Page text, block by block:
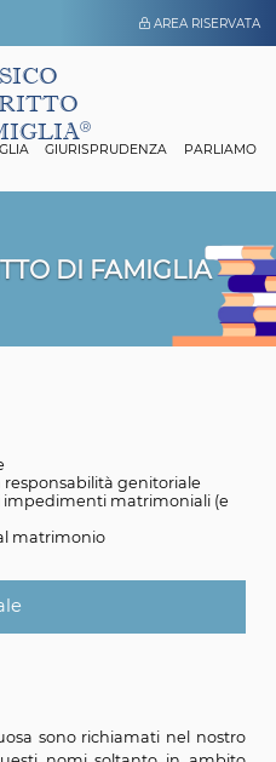
AREA
DI
responsabilità
dal matrimonio